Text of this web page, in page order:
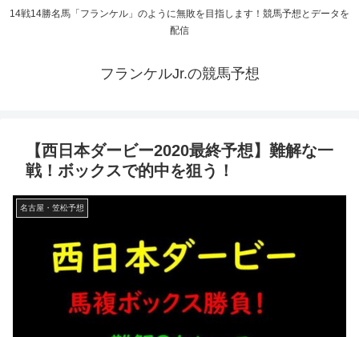
14戦14勝名馬「フランケル」のように無敗を目指します！競馬予想とデータを
配信
フランケルJr.の競馬予想
【西日本ダービー2020最終予想】難解な一
戦！ボックスで的中を狙う！
名古屋・笠松予想